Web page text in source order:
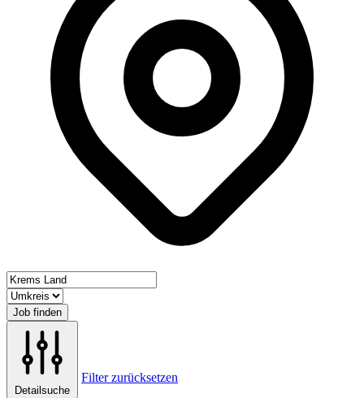
Job finden
Detailsuche
Filter zurücksetzen